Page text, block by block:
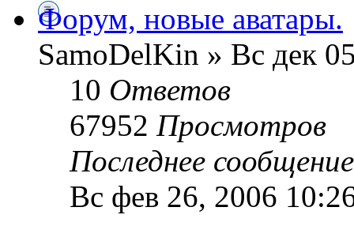
Форум, новые аватары.
SamoDelKin » Вс дек
10 Ответов
67952 Просмотров
Последнее
Вс фев 26, 2006